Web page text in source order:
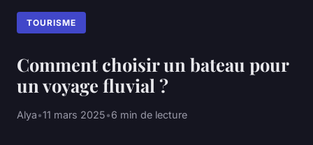
TOURISME
Comment choisir un bateau pour
un voyage fluvial ?
Alya•11 mars 2025•6 min de lecture